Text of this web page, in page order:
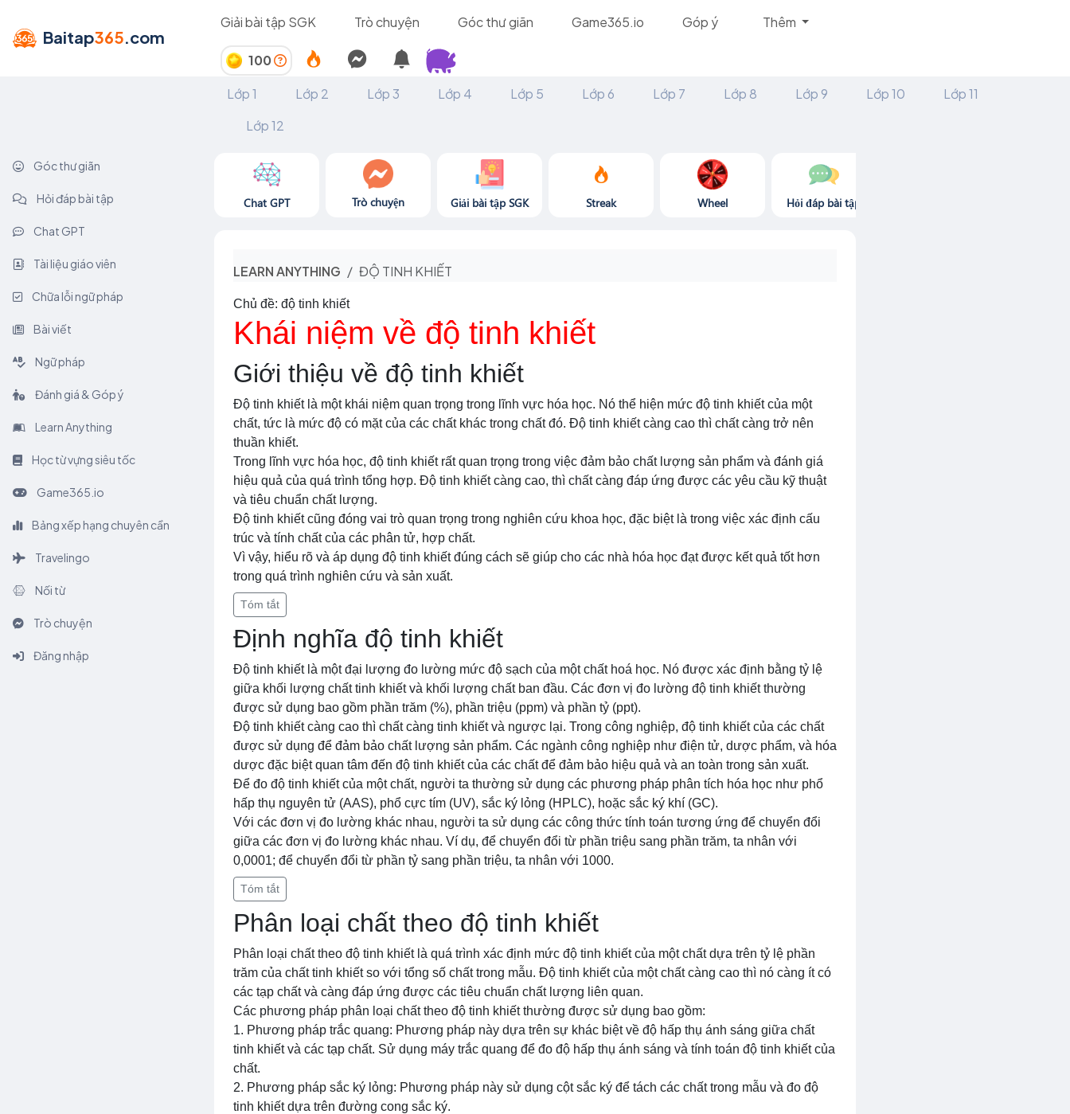
Baitap365.com
Giải bài tập SGK Trò chuyện Góc thư giãn Game365.io Góp ý Thêm
100
Lớp 1
Lớp 2 Lớp 3 Lớp 4 Lớp 5 Lớp 6 Lớp 7 Lớp 8 Lớp 9 Lớp 10
Lớp 11
Lớp 12
Góc thư giãn
Hỏi đáp bài tập
Chat GPT
Tài liệu giáo viên
Chữa lỗi ngữ pháp
Bài viết
Ngữ pháp
Đánh giá & Góp ý
Learn Anything
Học từ vựng siêu tốc
Game365.io
Bảng xếp hạng chuyên cần
Travelingo
Nối từ
Trò chuyện
Đăng nhập
Chat GPT Trò chuyện Giải bài tập SGK Streak Wheel Hỏi đáp bài tập
LEARN ANYTHING ĐỘ TINH KHIẾT
Chủ đề: độ tinh khiết
Khái niệm về độ tinh khiết
Giới thiệu về độ tinh khiết
Độ tinh khiết là một khái niệm quan trọng trong lĩnh vực hóa học. Nó thể hiện mức độ tinh khiết của một
chất, tức là mức độ có mặt của các chất khác trong chất đó. Độ tinh khiết càng cao thì chất càng trở nên
thuần khiết.
Trong lĩnh vực hóa học, độ tinh khiết rất quan trọng trong việc đảm bảo chất lượng sản phẩm và đánh giá
hiệu quả của quá trình tổng hợp. Độ tinh khiết càng cao, thì chất càng đáp ứng được các yêu cầu kỹ thuật
và tiêu chuẩn chất lượng.
Độ tinh khiết cũng đóng vai trò quan trọng trong nghiên cứu khoa học, đặc biệt là trong việc xác định cấu
trúc và tính chất của các phân tử, hợp chất.
Vì vậy, hiểu rõ và áp dụng độ tinh khiết đúng cách sẽ giúp cho các nhà hóa học đạt được kết quả tốt hơn
trong quá trình nghiên cứu và sản xuất.
Tóm tắt
Định nghĩa độ tinh khiết
Độ tinh khiết là một đại lượng đo lường mức độ sạch của một chất hoá học. Nó được xác định bằng tỷ lệ
giữa khối lượng chất tinh khiết và khối lượng chất ban đầu. Các đơn vị đo lường độ tinh khiết thường
được sử dụng bao gồm phần trăm (%), phần triệu (ppm) và phần tỷ (ppt).
Độ tinh khiết càng cao thì chất càng tinh khiết và ngược lại. Trong công nghiệp, độ tinh khiết của các chất
được sử dụng để đảm bảo chất lượng sản phẩm. Các ngành công nghiệp như điện tử, dược phẩm, và hóa
dược đặc biệt quan tâm đến độ tinh khiết của các chất để đảm bảo hiệu quả và an toàn trong sản xuất.
Để đo độ tinh khiết của một chất, người ta thường sử dụng các phương pháp phân tích hóa học như phổ
hấp thụ nguyên tử (AAS), phổ cực tím (UV), sắc ký lỏng (HPLC), hoặc sắc ký khí (GC).
Với các đơn vị đo lường khác nhau, người ta sử dụng các công thức tính toán tương ứng để chuyển đổi
giữa các đơn vị đo lường khác nhau. Ví dụ, để chuyển đổi từ phần triệu sang phần trăm, ta nhân với
0,0001; để chuyển đổi từ phần tỷ sang phần triệu, ta nhân với 1000.
Tóm tắt
Phân loại chất theo độ tinh khiết
Phân loại chất theo độ tinh khiết là quá trình xác định mức độ tinh khiết của một chất dựa trên tỷ lệ phần
trăm của chất tinh khiết so với tổng số chất trong mẫu. Độ tinh khiết của một chất càng cao thì nó càng ít có
các tạp chất và càng đáp ứng được các tiêu chuẩn chất lượng liên quan.
Các phương pháp phân loại chất theo độ tinh khiết thường được sử dụng bao gồm:
1. Phương pháp trắc quang: Phương pháp này dựa trên sự khác biệt về độ hấp thụ ánh sáng giữa chất
tinh khiết và các tạp chất. Sử dụng máy trắc quang để đo độ hấp thụ ánh sáng và tính toán độ tinh khiết của
chất.
2. Phương pháp sắc ký lỏng: Phương pháp này sử dụng cột sắc ký để tách các chất trong mẫu và đo độ
tinh khiết dựa trên đường cong sắc ký.